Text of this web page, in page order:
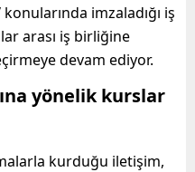
konularında imzaladığı iş
arası iş birliğine
devam ediyor.
yönelik kurslar
kurduğu iletişim,